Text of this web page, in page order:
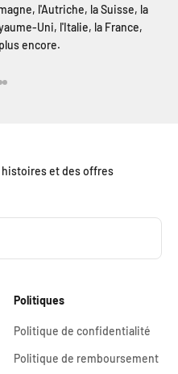
l'Autriche, la Suisse, la
Uni, l'Italie, la France,
encore.
et des offres
Politiques
Politique de confidentialité
Politique de remboursement